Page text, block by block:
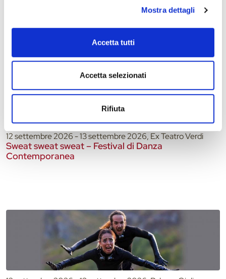
Mostra dettagli
Accetta tutti
Accetta selezionati
Rifiuta
That’s all – Festival di Danza Contemporanea
12 settembre 2026 - 13 settembre 2026, Ex Teatro Verdi
Sweat sweat sweat – Festival di Danza
Contemporanea